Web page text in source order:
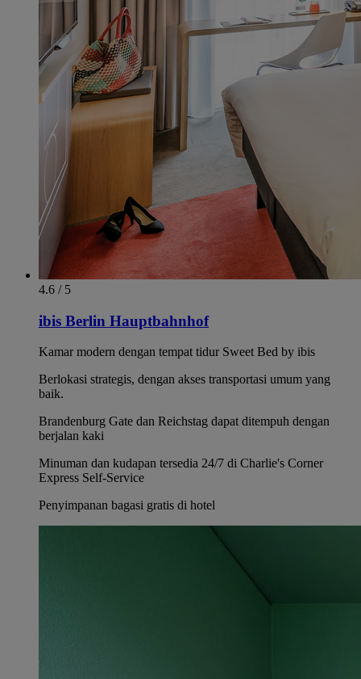
4.6 / 5
ibis Berlin Hauptbahnhof
Kamar modern dengan tempat tidur Sweet Bed by ibis
Berlokasi strategis, dengan akses transportasi umum yang
baik.
Brandenburg Gate dan Reichstag dapat ditempuh dengan
berjalan kaki
Minuman dan kudapan tersedia 24/7 di Charlie's Corner
Express Self-Service
Penyimpanan bagasi gratis di hotel